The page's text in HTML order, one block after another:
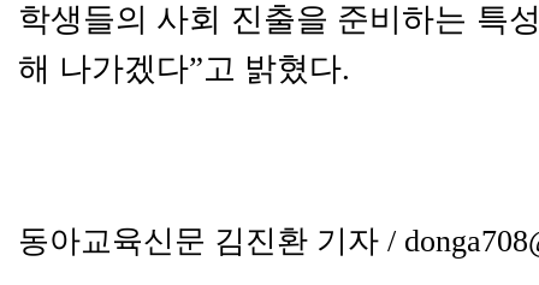
학생들의 사회 진출을 준비하는 특
해 나가겠다”고 밝혔다.
동아교육신문 김진환 기자 /